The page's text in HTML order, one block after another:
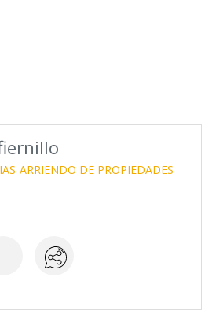
ARRIENDO DE PROPIEDADES